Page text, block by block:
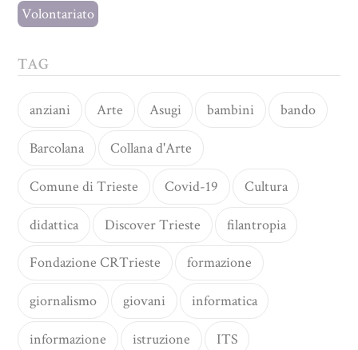
Volontariato
TAG
anziani Arte Asugi bambini bando
Barcolana Collana d'Arte
Comune di Trieste Covid-19 Cultura
didattica Discover Trieste filantropia
Fondazione CRTrieste formazione
giornalismo giovani informatica
informazione istruzione ITS